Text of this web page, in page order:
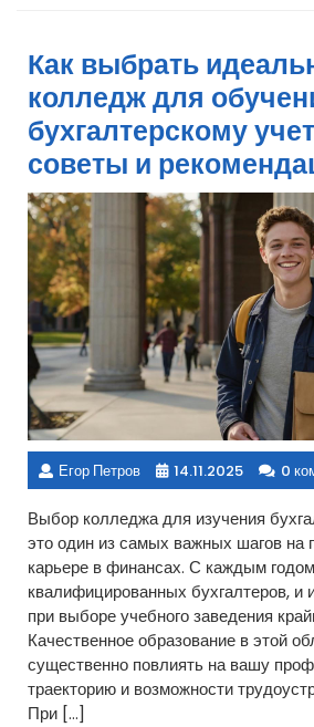
Как выбрать
колледж для
бухгалтерскому
советы и
Егор Петров 14.11.2025 0
Выбор колледжа для изучения
это один из самых важных шагов на
карьере в финансах. С каждым
квалифицированных бухгалтеров, и
при выборе учебного заведения
Качественное образование в этой
существенно повлиять на вашу
траекторию и возможности
При […]